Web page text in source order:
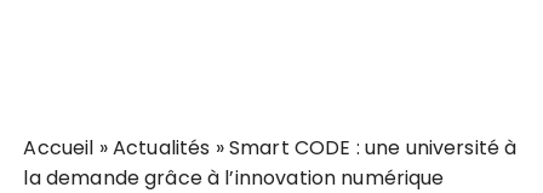
Accueil »Actualités »Smart CODE : une université à
la demande grâce à l’innovation numérique